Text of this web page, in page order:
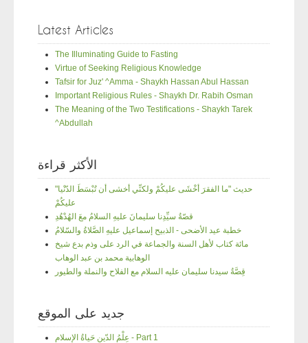
Latest Articles
The Illuminating Guide to Fasting
Virtue of Seeking Religious Knowledge
Tafsir for Juz' ^Amma - Shaykh Hassan Abul Hassan
Important Religious Rules - Shaykh Dr. Rabih Osman
The Meaning of the Two Testifications - Shaykh Tarek
^Abdullah
الأكثر قراءة
"حديث "ما الفقرَ أخْشَى عليكُمْ ولكنِّي أخشى أن تُبْسَطَ الدّنْيا
عليكُمْ
قصّةُ سيِّدِنا سليمانَ عليهِ السلامُ معَ الهُدْهُدِ
خطبة عيد الأضحى - الذبيح إسماعيل عليهِ الصَّلاةُ والسّلامُ
مائة كتاب لأهل السنة والجماعة في الرد على وذم بدع شيخ
الوهابية محمد بن عبد الوهاب
قِصَّةُ سيدنا سليمان عليه السلام مع الفلاح والنملة والطيور
جديد على الموقع
عِلْمُ الدّينِ حَياةُ الإسلامِ - Part 1